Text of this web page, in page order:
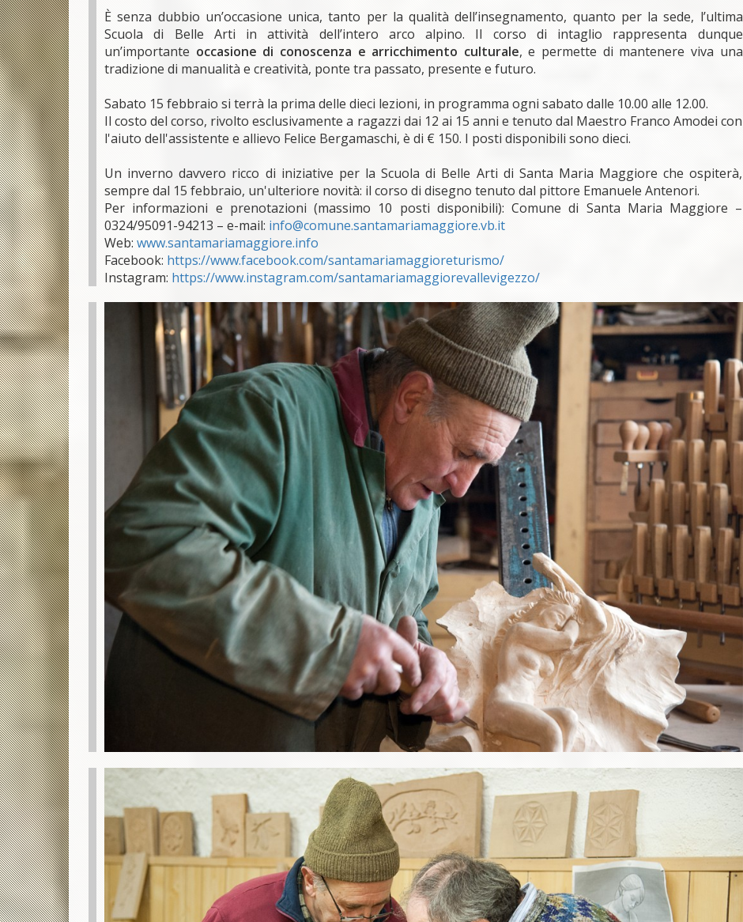
È senza dubbio un’occasione unica, tanto per la qualità dell’insegnamento, quanto per la sede, l’ultima
Scuola di Belle Arti in attività dell’intero arco alpino. Il corso di intaglio rappresenta dunque
un’importante occasione di conoscenza e arricchimento culturale, e permette di mantenere viva una
tradizione di manualità e creatività, ponte tra passato, presente e futuro.
Sabato 15 febbraio si terrà la prima delle dieci lezioni, in programma ogni sabato dalle 10.00 alle 12.00.
Il costo del corso, rivolto esclusivamente a ragazzi dai 12 ai 15 anni e tenuto dal Maestro Franco Amodei con
l'aiuto dell'assistente e allievo Felice Bergamaschi, è di € 150. I posti disponibili sono dieci.
Un inverno davvero ricco di iniziative per la Scuola di Belle Arti di Santa Maria Maggiore che ospiterà,
sempre dal 15 febbraio, un'ulteriore novità: il corso di disegno tenuto dal pittore Emanuele Antenori.
Per informazioni e prenotazioni (massimo 10 posti disponibili): Comune di Santa Maria Maggiore –
0324/95091-94213 – e-mail: info@comune.santamariamaggiore.vb.it
Web: www.santamariamaggiore.info
Facebook: https://www.facebook.com/santamariamaggioreturismo/
Instagram: https://www.instagram.com/santamariamaggiorevallevigezzo/